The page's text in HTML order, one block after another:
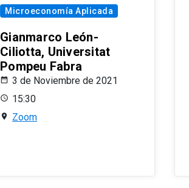
Microeconomía Aplicada
Gianmarco León-
Ciliotta, Universitat
Pompeu Fabra
3 de Noviembre de 2021
15:30
Zoom